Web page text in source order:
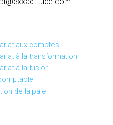
aux comptes
à la transformation
à la fusion
de la paie